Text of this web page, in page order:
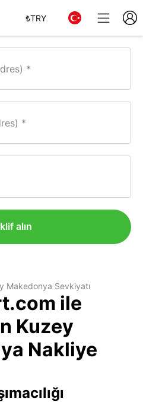
₺TRY
alın
Makedonya Sevkiyatı
ile
Kuzey
Nakliye